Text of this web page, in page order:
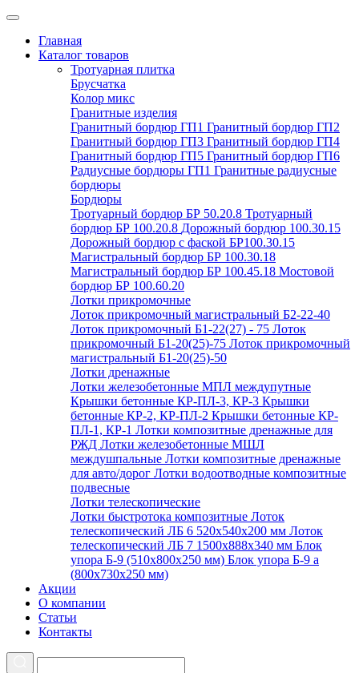
Главная
Каталог товаров
Тротуарная плитка
Брусчатка
Колор микс
Гранитные изделия
Гранитный бордюр ГП1 Гранитный бордюр ГП2
Гранитный бордюр ГП3 Гранитный бордюр ГП4
Гранитный бордюр ГП5 Гранитный бордюр ГП6
Радиусные бордюры ГП1 Гранитные радиусные
бордюры
Бордюры
Тротуарный бордюр БР 50.20.8 Тротуарный
бордюр БР 100.20.8 Дорожный бордюр 100.30.15
Дорожный бордюр с фаской БР100.30.15
Магистральный бордюр БР 100.30.18
Магистральный бордюр БР 100.45.18 Мостовой
бордюр БР 100.60.20
Лотки прикромочные
Лоток прикромочный магистральный Б2-22-40
Лоток прикромочный Б1-22(27) - 75 Лоток
прикромочный Б1-20(25)-75 Лоток прикромочный
магистральный Б1-20(25)-50
Лотки дренажные
Лотки железобетонные МПЛ междупутные
Крышки бетонные КР-ПЛ-3, КР-3 Крышки
бетонные КР-2, КР-ПЛ-2 Крышки бетонные КР-
ПЛ-1, КР-1 Лотки композитные дренажные для
РЖД Лотки железобетонные МШЛ
междушпальные Лотки композитные дренажные
для авто/дорог Лотки водоотводные композитные
подвесные
Лотки телескопические
Лотки быстротока композитные Лоток
телескопический ЛБ 6 520х540х200 мм Лоток
телескопический ЛБ 7 1500х888х340 мм Блок
упора Б-9 (510х800х250 мм) Блок упора Б-9 а
(800х730х250 мм)
Акции
О компании
Статьи
Контакты